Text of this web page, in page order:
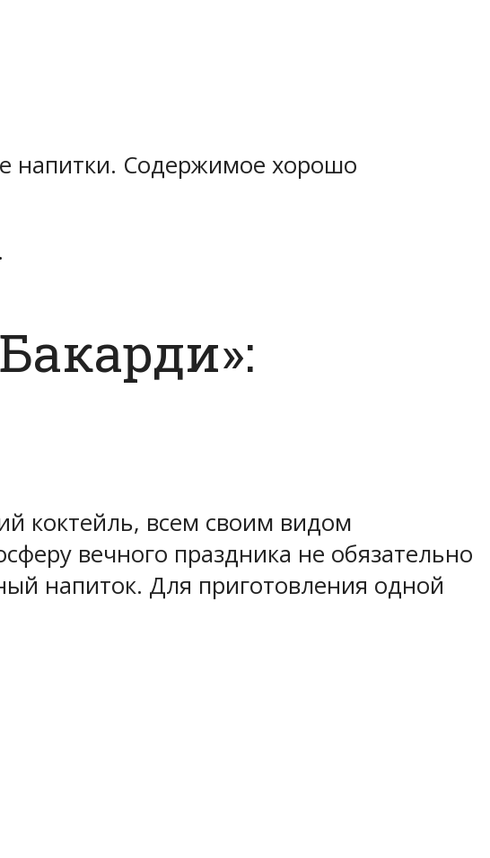
напитки. Содержимое хорошо
коктейль, всем своим видом
вечного праздника не обязательно
напиток. Для приготовления одной